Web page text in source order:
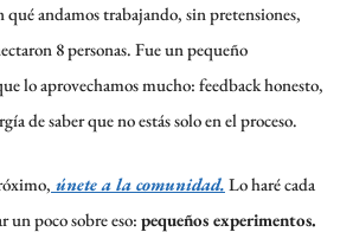
andamos trabajando, sin pretensiones,
8 personas. Fue un pequeño
lo aprovechamos mucho: feedback honesto,
de saber que no estás solo en el proceso.
únete a la comunidad. Lo haré cada
un poco sobre eso: pequeños experimentos.